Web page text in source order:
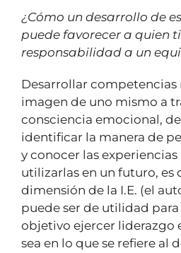
¿Cómo un desarrollo de
puede favorecer a quien
responsabilidad a un
Desarrollar competencias
imagen de uno mismo a
consciencia emocional,
identificar la manera de
y conocer las experiencias
utilizarlas en un futuro, es
dimensión de la I.E. (el
puede ser de utilidad
objetivo ejercer liderazgo
sea en lo que se refiere al